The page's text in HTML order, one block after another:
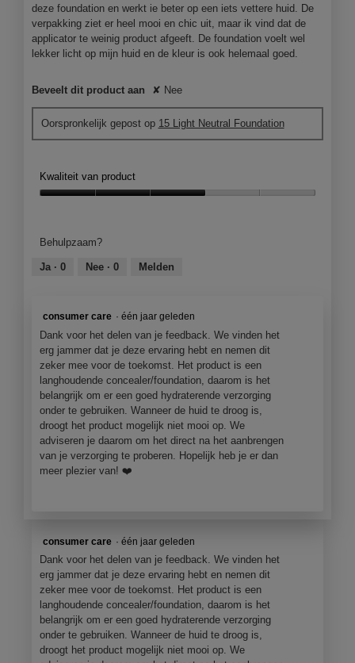
deze foundation en werkt ie beter op een iets vettere huid. De
verpakking ziet er heel mooi en chic uit, maar ik vind dat de
applicator te weinig product afgeeft. De foundation voelt wel
lekker licht op mijn huid en de kleur is ook helemaal goed.
Beveelt dit product aan ✘ Nee
Oorspronkelijk gepost op 15 Light Neutral Foundation
Kwaliteit van product
3
van
Behulpzaam?
Ja · 0 Nee · 0 Melden
consumer care · één jaar geleden
Dank voor het delen van je feedback. We vinden het
erg jammer dat je deze ervaring hebt en nemen dit
zeker mee voor de toekomst. Het product is een
langhoudende concealer/foundation, daarom is het
belangrijk om er een goed hydraterende verzorging
onder te gebruiken. Wanneer de huid te droog is,
droogt het product mogelijk niet mooi op. We
adviseren je daarom om het direct na het aanbrengen
van je verzorging te proberen. Hopelijk heb je er dan
meer plezier van! ❤️
consumer care · één jaar geleden
Dank voor het delen van je feedback. We vinden het
erg jammer dat je deze ervaring hebt en nemen dit
zeker mee voor de toekomst. Het product is een
langhoudende concealer/foundation, daarom is het
belangrijk om er een goed hydraterende verzorging
onder te gebruiken. Wanneer de huid te droog is,
droogt het product mogelijk niet mooi op. We